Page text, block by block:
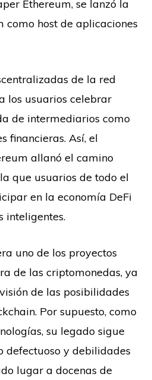
Ethereum, se lanzó la
como host de aplicaciones
de la red
los usuarios celebrar
de intermediarios como
financieras. Así, el
allanó el camino
que usuarios de todo el
en la economía DeFi
inteligentes.
uno de los proyectos
de las criptomonedas, ya
de las posibilidades
Por supuesto, como
su legado sigue
defectuoso y debilidades
lugar a docenas de